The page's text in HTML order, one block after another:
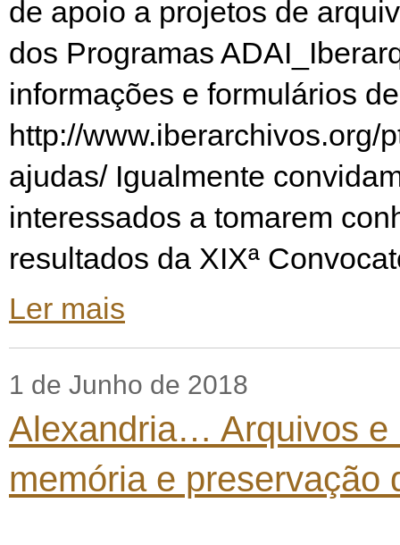
de apoio a projetos de
dos Programas
informações e formulários
http://www.iberarchivos.org/
ajudas/ Igualmente
interessados a tomarem
resultados da XIXª
Ler mais
1 de Junho de 2018
Alexandria… Arquivos e
memória e preservação